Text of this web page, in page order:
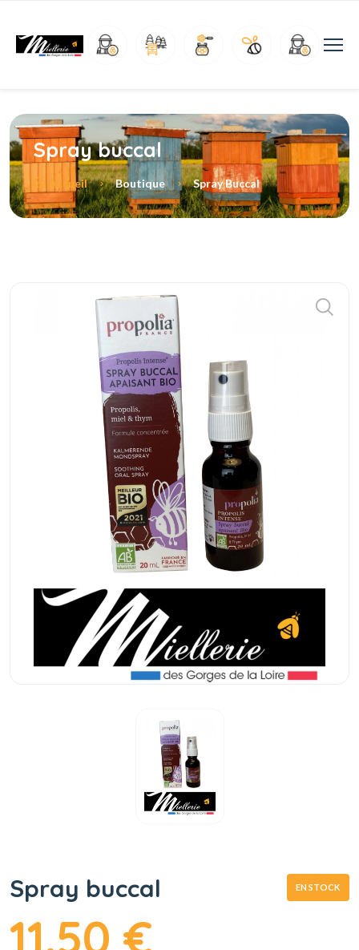
Spray buccal
Accueil Boutique Spray Buccal
Spray buccal EN STOCK
11.50 €